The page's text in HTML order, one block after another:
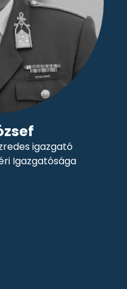
igazgató
Igazgatósága